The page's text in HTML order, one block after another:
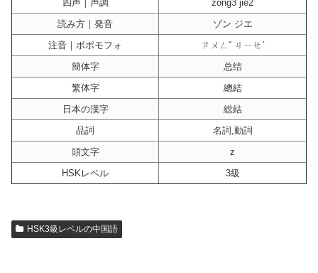
四声｜声調
zong3 jie2
読み方｜発音
ゾン ジエ
注音｜ボポモフォ
ㄗㄨㄥˇ ㄐㄧㄝˊ
簡体字
总结
繁体字
總結
日本の漢字
総結
品詞
名詞,動詞
頭文字
z
HSKレベル
3級
HSK3級レベルの中国語